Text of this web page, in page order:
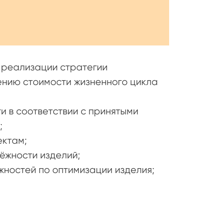
стратегии
стоимости жизненного цикла
соответствии с принятыми
изделий;
по оптимизации изделия;